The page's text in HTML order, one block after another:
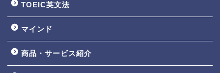
TOEIC英文法
マインド
商品・サービス紹介